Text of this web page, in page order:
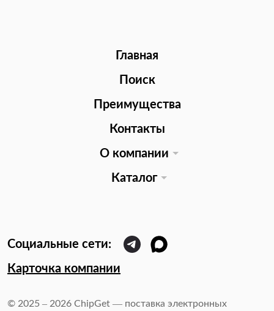
Главная
Поиск
Преимущества
Контакты
О компании
Каталог
Карточка компании
© 2025 – 2026 ChipGet — поставка электронных